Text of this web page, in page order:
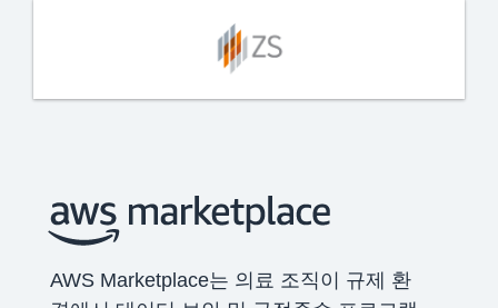
AWS Marketplace는 의료 조직이 규제 환